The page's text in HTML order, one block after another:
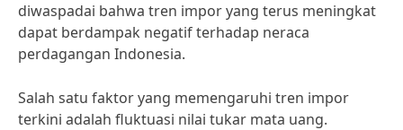
diwaspadai bahwa tren impor yang terus meningkat
dapat berdampak negatif terhadap neraca
perdagangan Indonesia.
Salah satu faktor yang memengaruhi tren impor
terkini adalah fluktuasi nilai tukar mata uang.